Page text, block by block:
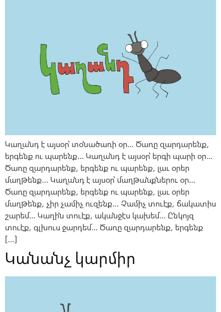
Կաղանդ է այսօր՝ տօնածառի օր… Ծառը զարդարենք,
երգենք ու պարենք… Կաղանդ է այսօր՝ երգի պարի օր…
Ծառը զարդարենք, երգենք ու պարենք, լաւ օրեր
մաղթենք… Կաղանդ է այսօր՝ մաղթանքներու օր…
Ծառը զարդարենք, երգենք ու պարենք, լաւ օրեր
մաղթենք, չիր չամիչ ուզենք… Չամիչ տուէք, ճակատիս
շարեմ… Կաղին տուէք, ականջէս կախեմ… Ընկոյզ
տուէք, գլխուս ջարդեմ… Ծառը զարդարենք, երգենք
[…]
Կանանչ կարմիր